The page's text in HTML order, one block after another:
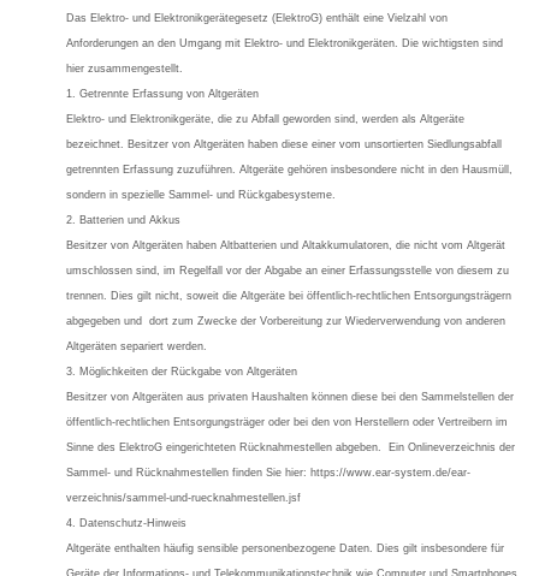
Das Elektro- und Elektronikgerätegesetz (ElektroG) enthält eine Vielzahl von
Anforderungen an den Umgang mit Elektro- und Elektronikgeräten. Die wichtigsten sind
hier zusammengestellt.
1. Getrennte Erfassung von Altgeräten
Elektro- und Elektronikgeräte, die zu Abfall geworden sind, werden als Altgeräte
bezeichnet. Besitzer von Altgeräten haben diese einer vom unsortierten Siedlungsabfall
getrennten Erfassung zuzuführen. Altgeräte gehören insbesondere nicht in den Hausmüll,
sondern in spezielle Sammel- und Rückgabesysteme.
2. Batterien und Akkus
Besitzer von Altgeräten haben Altbatterien und Altakkumulatoren, die nicht vom Altgerät
umschlossen sind, im Regelfall vor der Abgabe an einer Erfassungsstelle von diesem zu
trennen. Dies gilt nicht, soweit die Altgeräte bei öffentlich-rechtlichen Entsorgungsträgern
abgegeben und dort zum Zwecke der Vorbereitung zur Wiederverwendung von anderen
Altgeräten separiert werden.
3. Möglichkeiten der Rückgabe von Altgeräten
Besitzer von Altgeräten aus privaten Haushalten können diese bei den Sammelstellen der
öffentlich-rechtlichen Entsorgungsträger oder bei den von Herstellern oder Vertreibern im
Sinne des ElektroG eingerichteten Rücknahmestellen abgeben. Ein Onlineverzeichnis der
Sammel- und Rücknahmestellen finden Sie hier: https://www.ear-system.de/ear-
verzeichnis/sammel-und-ruecknahmestellen.jsf
4. Datenschutz-Hinweis
Altgeräte enthalten häufig sensible personenbezogene Daten. Dies gilt insbesondere für
Geräte der Informations- und Telekommunikationstechnik wie Computer und Smartphones.